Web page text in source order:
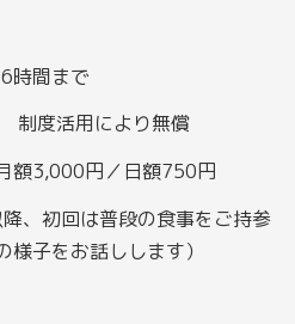
時間まで
制度活用により無償
円／日額750円
、初回は普段の食事をご持参
子をお話しします）